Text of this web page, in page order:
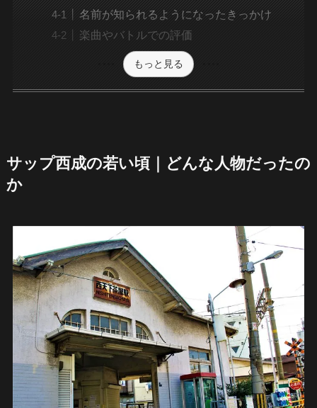
名前が知られるようになったきっかけ
楽曲やバトルでの評価
もっと見る
サップ西成の若い頃｜どんな人物だったの
か